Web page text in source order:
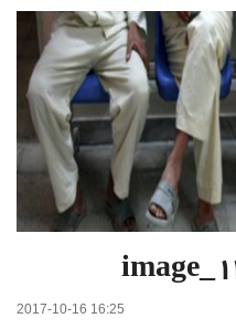
2017-10-16 16:25